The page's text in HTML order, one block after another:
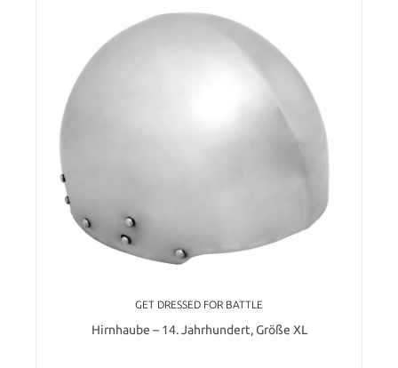
GET DRESSED FOR BATTLE
Hirnhaube – 14. Jahrhundert, Größe XL